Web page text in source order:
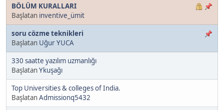
BÖLÜM KURALLARI
Başlatan inventive_ümit
soru cözme teknikleri
Başlatan Uğur YUCA
330 saatte yazılım uzmanlığı
BaşlatanYkuşağı
Top Universities & colleges of India.
BaşlatanAdmissionq5432